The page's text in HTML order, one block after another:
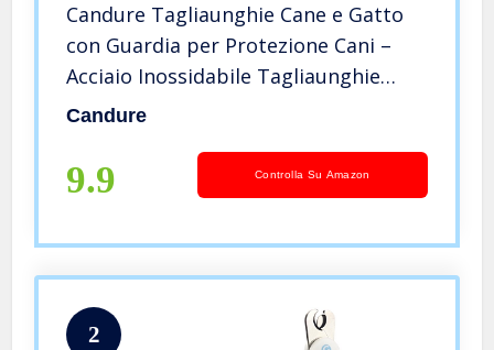
Candure Tagliaunghie Cane e Gatto
con Guardia per Protezione Cani –
Acciaio Inossidabile Tagliaunghie
Gatto Professionale per Veterinaria e
Candure
9.9 Controlla Su Amazon
2